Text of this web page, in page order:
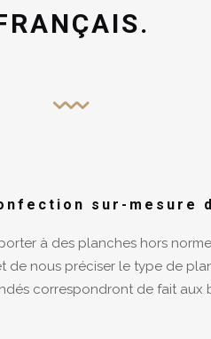
sur-mesure
à des planches hors
nous préciser le type de
correspondront de fait